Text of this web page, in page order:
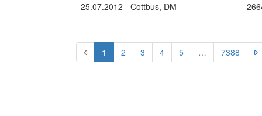
25.07.2012 - Cottbus, DM
1 2 3 4 5 … 7388